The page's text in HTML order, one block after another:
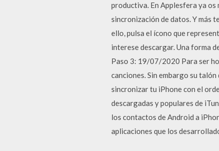
productiva. En Applesfera ya
sincronización de datos. Y más
ello, pulsa el ícono que
interese descargar. Una forma
Paso 3: 19/07/2020 Para ser
canciones. Sin embargo su
sincronizar tu iPhone con el
descargadas y populares de
los contactos de Android a
aplicaciones que los